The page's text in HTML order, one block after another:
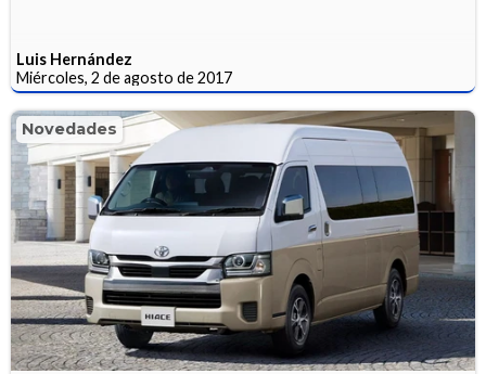
Luis Hernández
Miércoles, 2 de agosto de 2017
Novedades